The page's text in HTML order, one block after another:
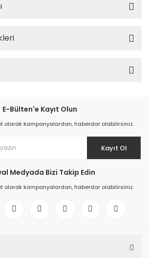
E-Bülten'e Kayıt Olun
olarak kampanyalardan, haberdar olabilirsiniz.
Kayıt Ol
Medyada Bizi Takip Edin
olarak kampanyalardan, haberdar olabilirsiniz.